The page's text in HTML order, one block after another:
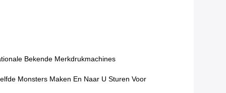
Bekende Merkdrukmachines
Monsters Maken En Naar U Sturen Voor